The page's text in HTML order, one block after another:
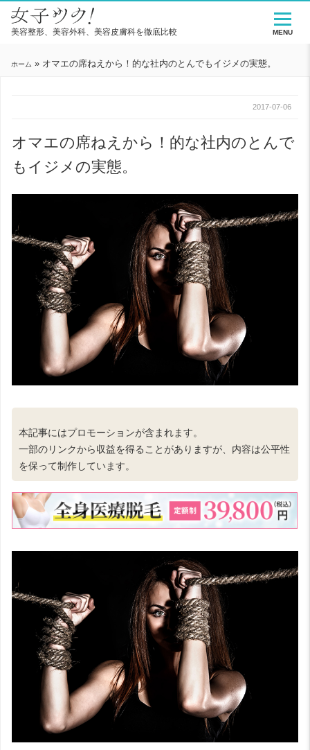
美容整形、美容外科、美容皮膚科を徹底比較
ホーム » オマエの席ねえから！的な社内のとんでもイジメの実態。
2017-07-06
オマエの席ねえから！的な社内のとんで
もイジメの実態。
本記事にはプロモーションが含まれます。
一部のリンクから収益を得ることがありますが、内容は公平性
を保って制作しています。
MENU